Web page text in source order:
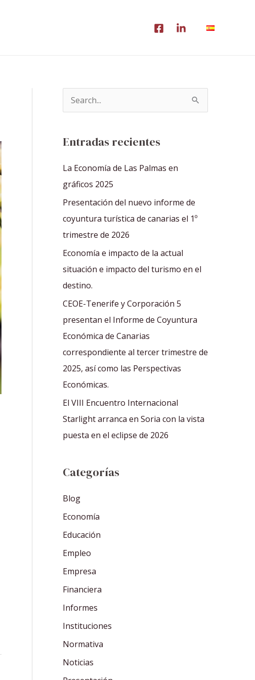
a
r
p
o
r
:
Entradas recientes
La Economía de Las Palmas en
gráficos 2025
Presentación del nuevo informe de
coyuntura turística de canarias el 1º
trimestre de 2026
Economía e impacto de la actual
situación e impacto del turismo en el
destino.
CEOE-Tenerife y Corporación 5
presentan el Informe de Coyuntura
Económica de Canarias
correspondiente al tercer trimestre de
2025, así como las Perspectivas
Económicas.
El VIII Encuentro Internacional
Starlight arranca en Soria con la vista
puesta en el eclipse de 2026
Categorías
Blog
Economía
Educación
Empleo
Empresa
Financiera
Informes
Instituciones
Normativa
Noticias